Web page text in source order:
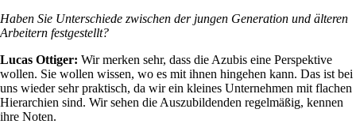
Haben Sie Unterschiede zwischen der jungen Generation und älteren
Arbeitern festgestellt?
Lucas Ottiger: Wir merken sehr, dass die Azubis eine Perspektive
wollen. Sie wollen wissen, wo es mit ihnen hingehen kann. Das ist bei
uns wieder sehr praktisch, da wir ein kleines Unternehmen mit flachen
Hierarchien sind. Wir sehen die Auszubildenden regelmäßig, kennen
ihre Noten.